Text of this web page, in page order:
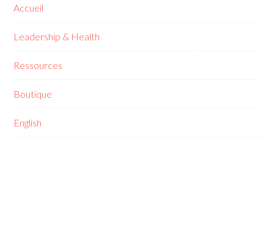
Accueil
Leadership & Health
Ressources
Boutique
English